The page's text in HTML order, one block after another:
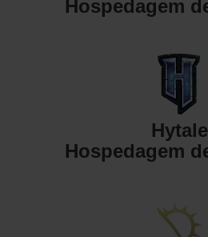
Hospedagem
Hytale
Hospedagem